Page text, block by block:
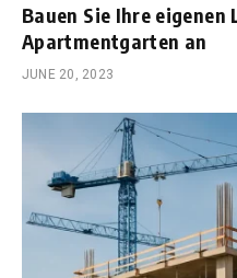
Bauen Sie Ihre
Apartmentgarten an
JUNE 20, 2023